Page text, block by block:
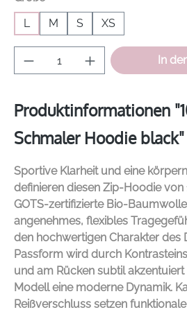
L
M S XS
Produkt Anzahl: GibIn
Produktinformationen
Schmaler Hoodie black"
Sportive Klarheit und eine
definieren diesen Zip-Hoodie von
GOTS-zertifizierte Bio-
angenehmes, flexibles
den hochwertigen Charakter des
Passform wird durch
und am Rücken subtil
Modell eine moderne Dynamik.
Reißverschluss setzen